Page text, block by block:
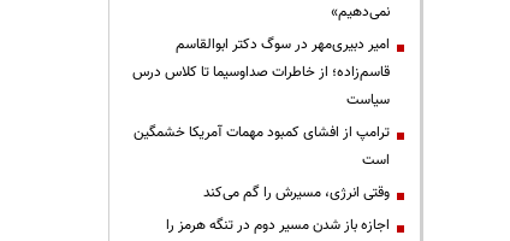
نمی‌دهیم»
امیر دبیری‌مهر در سوگ دکتر ابوالقاسم
قاسم‌زاده؛ از خاطرات صداوسیما تا کلاس درس
سیاست
ترامپ از افشای کمبود مهمات آمریکا خشمگین
است
وقتی انرژی، مسیرش را گم می‌کند
اجازه باز شدن مسیر دوم در تنگه هرمز را